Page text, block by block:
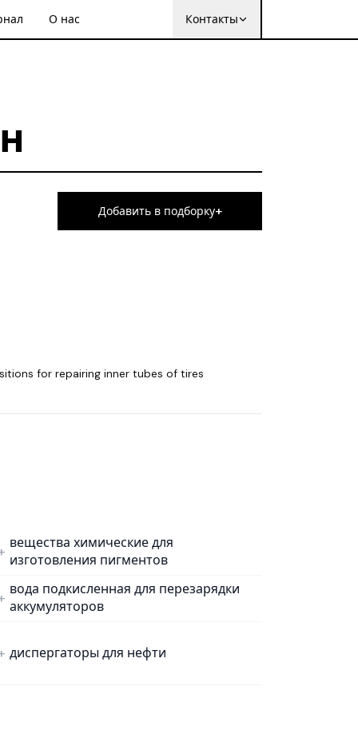
О нас Контакты
Добавить в подборку+
for repairing inner tubes of tires
вещества химические для
изготовления пигментов
вода подкисленная для перезарядки
аккумуляторов
диспергаторы для нефти